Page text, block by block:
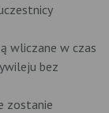
wliczane w czas
bez
zostanie